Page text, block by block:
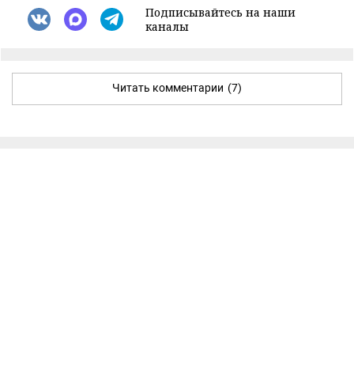
Подписывайтесь на наши
каналы
Читать комментарии (7)